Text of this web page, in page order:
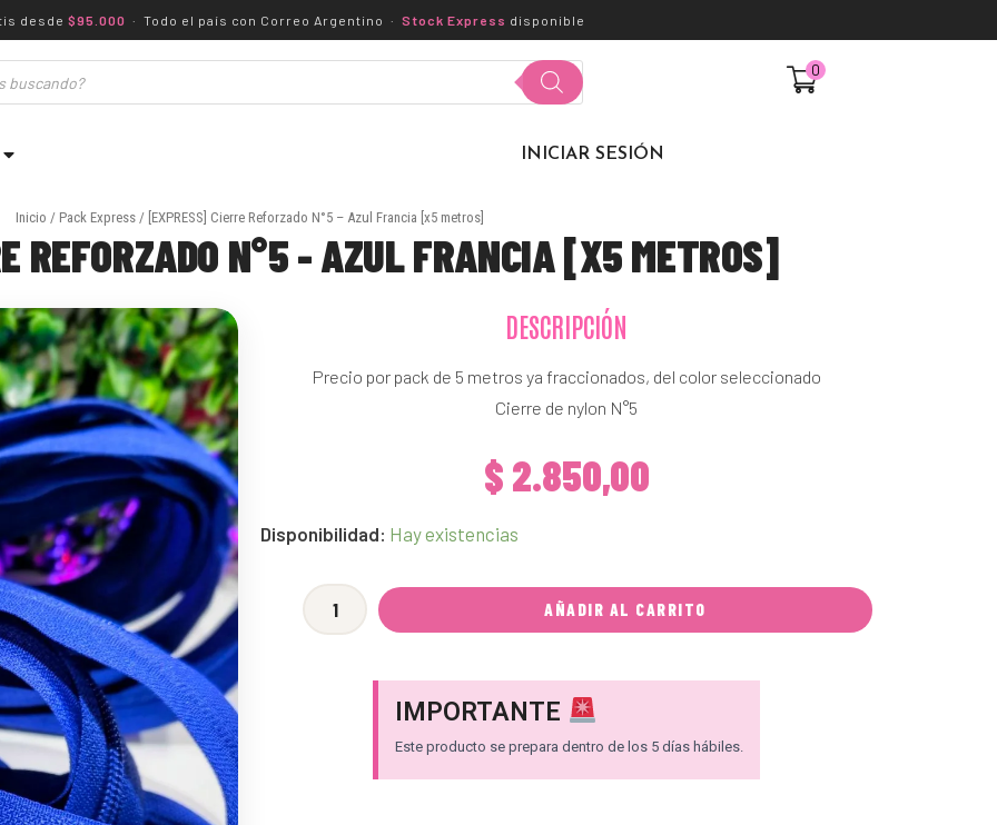
desde$95.000 · Todo el país con Correo Argentino · Stock Express disponible
0
INICIAR SESIÓN
Inicio / Pack Express/ [EXPRESS] Cierre Reforzado N°5 – Azul Francia [x5 metros]
REFORZADO N°5 - AZUL FRANCIA [X5 METROS]
DESCRIPCIÓN
Precio por pack de 5 metros ya fraccionados, del color seleccionado
Cierre de nylon N°5
$ 2.850,00
Disponibilidad: Hay existencias
[EXPRESS]
Reforzado
AÑADIR AL CARRITO
IMPORTANTE
Este producto se prepara dentro de los 5 días hábiles.